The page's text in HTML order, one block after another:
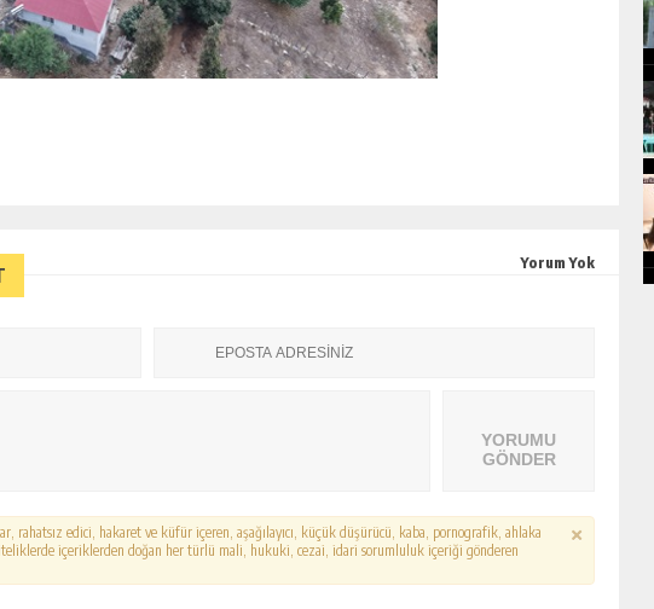
Yorum Yok
YORUMU
GÖNDER
rahatsız edici, hakaret ve küfür içeren, aşağılayıcı, küçük düşürücü, kaba, pornografik, ahlaka
içeriklerden doğan her türlü mali, hukuki, cezai, idari sorumluluk içeriği gönderen